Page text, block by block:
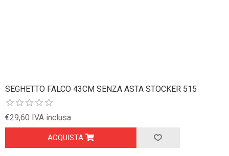
SEGHETTO FALCO 43CM SENZA ASTA STOCKER 515
€29,60 IVA inclusa
ACQUISTA